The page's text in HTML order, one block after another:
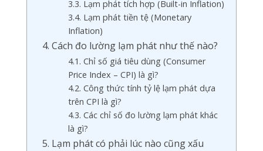
3.3. Lạm phát tích hợp (Built-in Inflation)
3.4. Lạm phát tiền tệ (Monetary
Inflation)
4. Cách đo lường lạm phát như thế nào?
4.1. Chỉ số giá tiêu dùng (Consumer
Price Index – CPI) là gì?
4.2. Công thức tính tỷ lệ lạm phát dựa
trên CPI là gì?
4.3. Các chỉ số đo lường lạm phát khác
là gì?
5. Lạm phát có phải lúc nào cũng xấu